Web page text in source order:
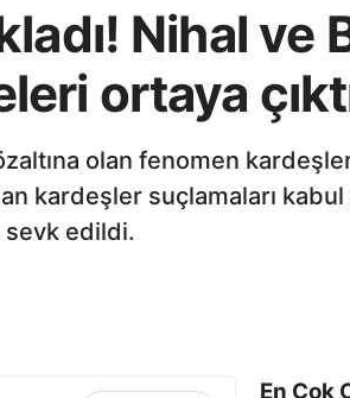
Nihal ve
ortaya
olan fenomen
kardeşler suçlamaları
sevk edildi.
En Çok